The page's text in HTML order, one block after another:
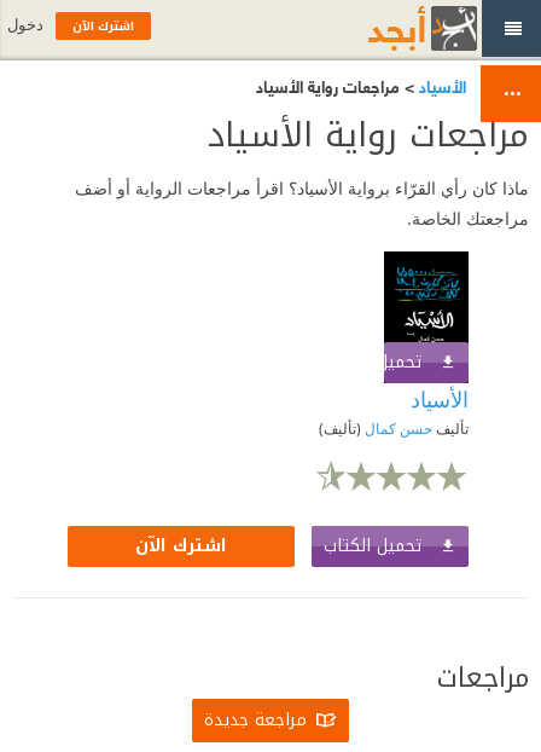
الأسياد> مراجعات رواية الأسياد
مراجعات رواية الأسياد
ماذا كان رأي القرّاء برواية الأسياد؟ اقرأ مراجعات الرواية أو أضف
مراجعتك الخاصة.
تحميل الكتاب
الأسياد
تأليفحسن كمال (تأليف)
تحميل الكتاب اشترك الآن
مراجعات
مراجعة جديدة
اشترك الآن دخول